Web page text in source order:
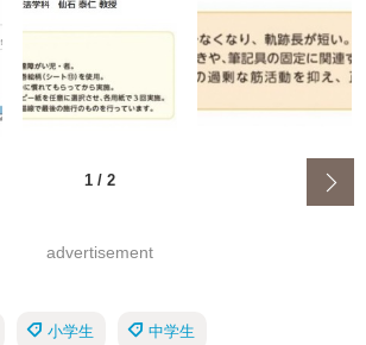
1 / 2
advertisement
小学生 中学生